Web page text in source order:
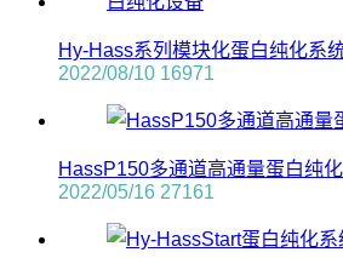
Hy-Hass系列模块化蛋白纯化系
2022/08/10 16971
HassP150多通道高通量蛋白纯
2022/05/16 27161